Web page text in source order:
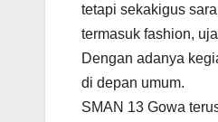
tetapi sekakigus
termasuk fashion,
Dengan adanya
di depan umum.
SMAN 13 Gowa